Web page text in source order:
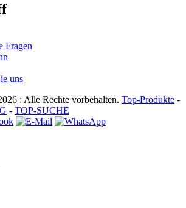
Fragen
uns
: Alle Rechte vorbehalten. Top-Produkte -
- TOP-SUCHE